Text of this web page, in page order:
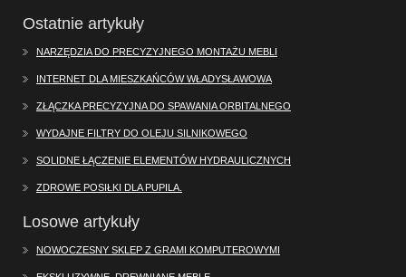
Ostatnie artykuły
NARZĘDZIA DO PRECYZYJNEGO MONTAŻU MEBLI
INTERNET DLA MIESZKAŃCÓW WŁADYSŁAWOWA
ZŁĄCZKA PRECYZYJNA DO SPAWANIA ORBITALNEGO
WYDAJNE FILTRY DO OLEJU SILNIKOWEGO
SOLIDNE ŁĄCZENIE ELEMENTÓW HYDRAULICZNYCH
ZDROWE POSIŁKI DLA PUPILA.
Losowe artykuły
NOWOCZESNY SKLEP Z GRAMI KOMPUTEROWYMI